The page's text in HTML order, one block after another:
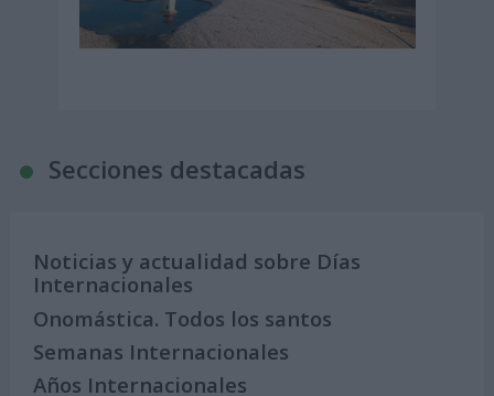
Secciones destacadas
Noticias y actualidad sobre Días
Internacionales
Onomástica. Todos los santos
Semanas Internacionales
Años Internacionales